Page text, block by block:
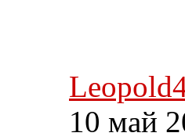
10 май